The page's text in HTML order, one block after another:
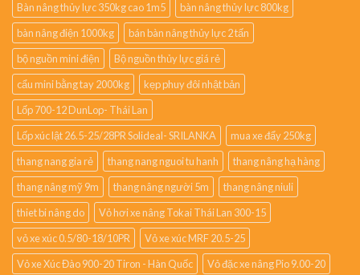
Bàn nâng thủy lực 350kg cao 1m5
bàn nâng thủy lực 800kg
bàn nâng điện 1000kg
bán bàn nâng thủy lực 2 tấn
bộ nguồn mini điện
Bộ nguồn thủy lực giá rẻ
cẩu mini bằng tay 2000kg
kẹp phuy đôi nhật bản
Lốp 700-12 DunLop- Thái Lan
Lốp xúc lật 26.5-25/28PR Solideal- SRILANKA
mua xe đẩy 250kg
thang nang gia rẻ
thang nang nguoi tu hanh
thang nâng hạ hàng
thang nâng mỹ 9m
thang nâng người 5m
thang nâng niuli
thiet bi nâng do
Vỏ hơi xe nâng Tokai Thái Lan 300-15
vỏ xe xúc 0.5/80-18/10PR
Vỏ xe xúc MRF 20.5-25
Vỏ xe Xúc Đào 900-20 Tiron - Hàn Quốc
Vỏ đặc xe nâng Pio 9.00-20